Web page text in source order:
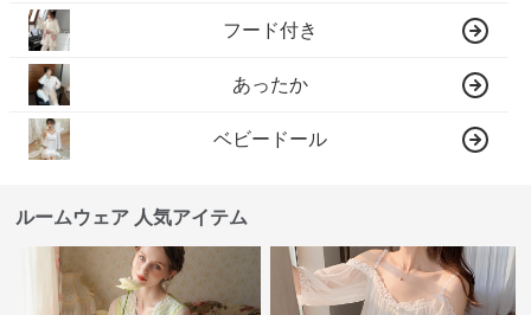
フード付き
あったか
ベビードール
ルームウェア 人気アイテム